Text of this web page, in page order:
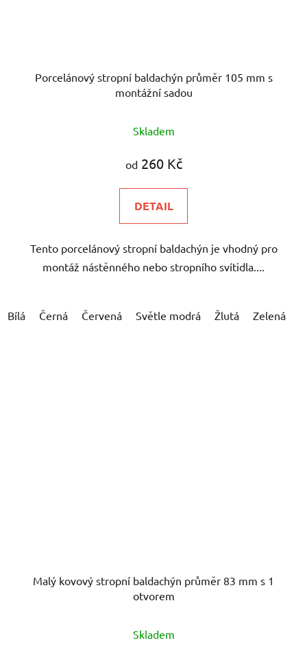
Porcelánový stropní baldachýn průměr 105 mm s
montážní sadou
Skladem
od260 Kč
DETAIL
Tento porcelánový stropní baldachýn je vhodný pro
montáž nástěnného nebo stropního svítidla....
Bílá Černá Červená Světle modrá Žlutá Zelená
Malý kovový stropní baldachýn průměr 83 mm s 1
otvorem
Skladem